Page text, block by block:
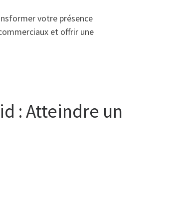
votre présence
et offrir une
: Atteindre un